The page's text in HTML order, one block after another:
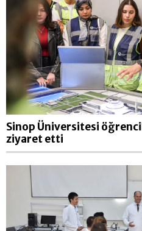
Sinop Üniversitesi
ziyaret etti